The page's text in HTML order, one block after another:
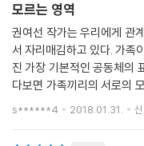
모르는 영역
권여선 작가는 우리에게 관
서 자리매김하고 있다. 가족
진 가장 기본적인 공동체의
다보면 가족끼리의 서로의
알 수는 없다. 그것은 진정
s******4 2018.01.31.